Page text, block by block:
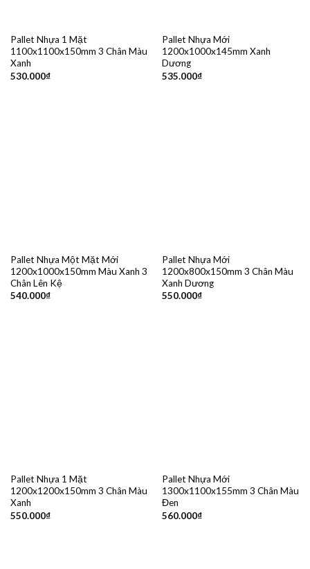
Pallet Nhựa 1 Mặt
1100x1100x150mm 3 Chân Màu
Xanh
530.000₫
Pallet Nhựa Mới
1200x1000x145mm Xanh
Dương
535.000₫
Pallet Nhựa Một Mặt Mới
1200x1000x150mm Màu Xanh 3
Chân Lên Kệ
540.000₫
Pallet Nhựa Mới
1200x800x150mm 3 Chân Màu
Xanh Dương
550.000₫
Pallet Nhựa 1 Mặt
1200x1200x150mm 3 Chân Màu
Xanh
550.000₫
Pallet Nhựa Mới
1300x1100x155mm 3 Chân Màu
Đen
560.000₫